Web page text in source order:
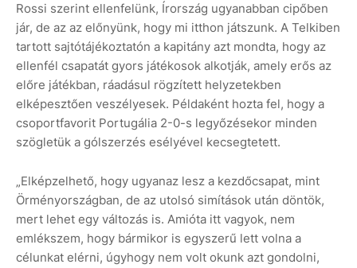
Rossi szerint ellenfelünk, Írország ugyanabban cipőben
jár, de az az előnyünk, hogy mi itthon játszunk. A Telkiben
tartott sajtótájékoztatón a kapitány azt mondta, hogy az
ellenfél csapatát gyors játékosok alkotják, amely erős az
előre játékban, ráadásul rögzített helyzetekben
elképesztően veszélyesek. Példaként hozta fel, hogy a
csoportfavorit Portugália 2-0-s legyőzésekor minden
szögletük a gólszerzés esélyével kecsegtetett.
„Elképzelhető, hogy ugyanaz lesz a kezdőcsapat, mint
Örményországban, de az utolsó simítások után döntök,
mert lehet egy változás is. Amióta itt vagyok, nem
emlékszem, hogy bármikor is egyszerű lett volna a
célunkat elérni, úgyhogy nem volt okunk azt gondolni,